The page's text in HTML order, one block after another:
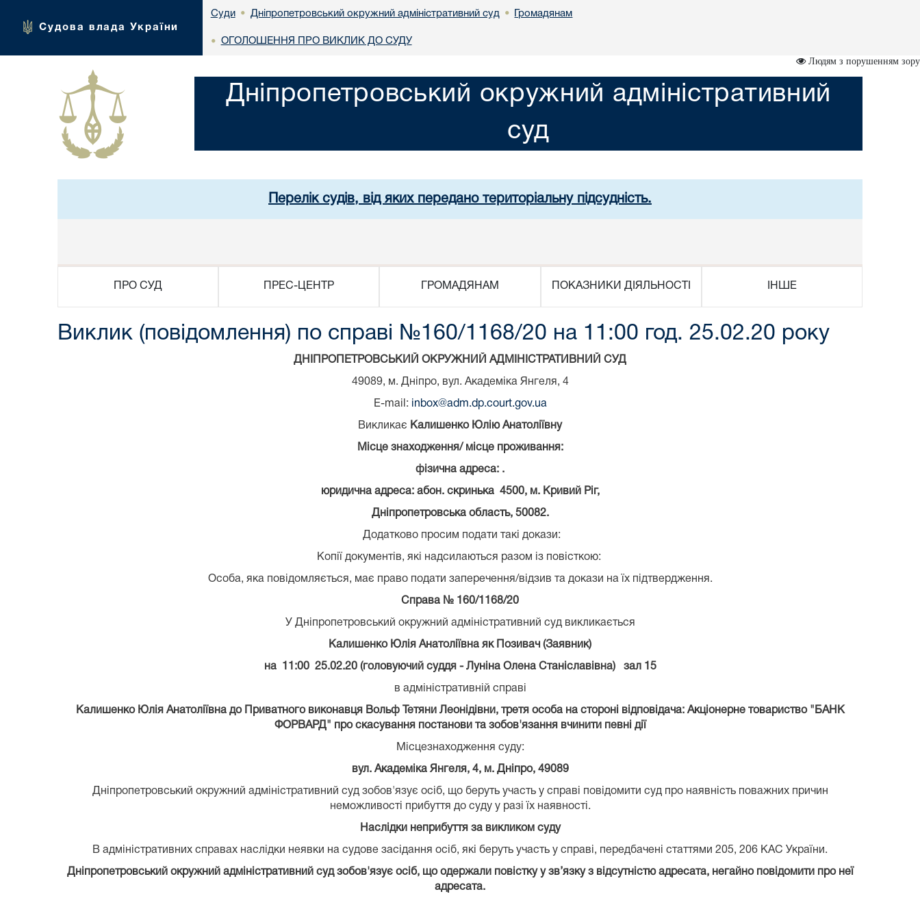
Судова влада України
Суди • Дніпропетровський окружний адміністративний суд • Громадянам
• ОГОЛОШЕННЯ ПРО ВИКЛИК ДО СУДУ
Людям з порушенням зору
Дніпропетровський окружний адміністративний
суд
Перелік судів, від яких передано територіальну підсудність.
ПРО СУД ПРЕС-ЦЕНТР ГРОМАДЯНАМ ПОКАЗНИКИ ДІЯЛЬНОСТІ ІНШЕ
Виклик (повідомлення) по справі №160/1168/20 на 11:00 год. 25.02.20 року
ДНІПРОПЕТРОВСЬКИЙ ОКРУЖНИЙ АДМІНІСТРАТИВНИЙ СУД
49089, м. Дніпро, вул. Академіка Янгеля, 4
E-mail: inbox@adm.dp.court.gov.ua
Викликає Калишенко Юлію Анатоліївну
Місце знаходження/ місце проживання:
фізична адреса: .
юридична адреса: абон. скринька 4500, м. Кривий Ріг,
Дніпропетровська область, 50082.
Додатково просим подати такі докази:
Копії документів, які надсилаються разом із повісткою:
Особа, яка повідомляється, має право подати заперечення/відзив та докази на їх підтвердження.
Справа № 160/1168/20
У Дніпропетровський окружний адміністративний суд викликається
Калишенко Юлія Анатоліївна як Позивач (Заявник)
на 11:00 25.02.20 (головуючий суддя - Луніна Олена Станіславівна) зал 15
в адміністративній справі
Калишенко Юлія Анатоліївна до Приватного виконавця Вольф Тетяни Леонідівни, третя особа на стороні відповідача: Акціонерне товариство "БАНК
ФОРВАРД" про скасування постанови та зобов'язання вчинити певні дії
Місцезнаходження суду:
вул. Академіка Янгеля, 4, м. Дніпро, 49089
Дніпропетровський окружний адміністративний суд зобов'язує осіб, що беруть участь у справі повідомити суд про наявність поважних причин
неможливості прибуття до суду у разі їх наявності.
Наслідки неприбуття за викликом суду
В адміністративних справах наслідки неявки на судове засідання осіб, які беруть участь у справі, передбачені статтями 205, 206 КАС України.
Дніпропетровський окружний адміністративний суд зобов'язує осіб, що одержали повістку у зв’язку з відсутністю адресата, негайно повідомити про неї
адресата.